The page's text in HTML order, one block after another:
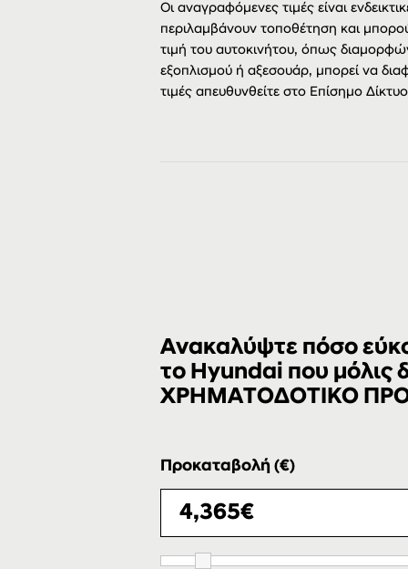
Οι αναγραφόμενες τιμές είναι
περιλαμβάνουν τοποθέτηση και
τιμή του αυτοκινήτου, όπως
εξοπλισμού ή αξεσουάρ, μπορεί να
τιμές απευθυνθείτε στο Επίσημο
Ανακαλύψτε πόσο
το Hyundai που μόλις
ΧΡΗΜΑΤΟΔΟΤΙΚΟ
Προκαταβολή (€)